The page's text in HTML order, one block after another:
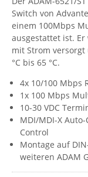
Guntermann &
High Sec Labs
HW group
Icron
IEC Lock
Ihse
Kerlink
Kramer
KVM TEC
Switch von
einem 100Mbps
ausgestattet ist. Er
mit Strom
°C bis 65 °C.
4x 10/100 Mbps
1x 100 Mbps
10-30 VDC
MDI/MDI-X
Control
Montage auf
weiteren ADAM